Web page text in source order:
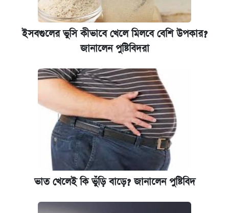
ইসবগুলের ভুসি কীভাবে খেলে মিলবে বেশি উপকার?
জানালেন পুষ্টিবিদরা
ভাত খেলেই কি ভুঁড়ি বাড়ে? জানালেন পুষ্টিবিদ